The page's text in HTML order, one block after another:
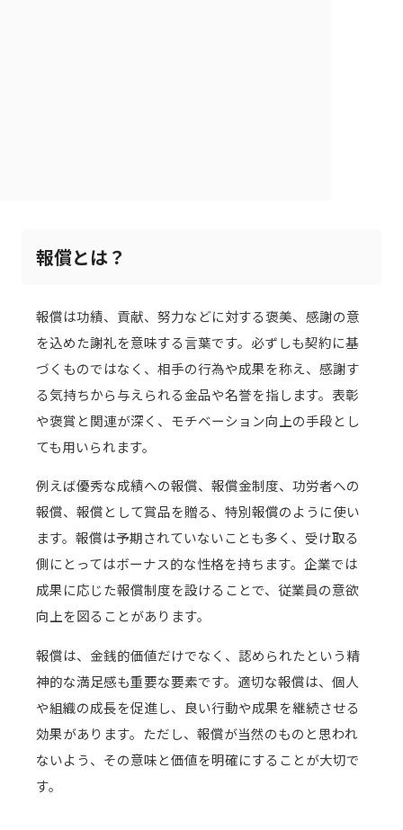
報償とは？
報償は功績、貢献、努力などに対する褒美、感謝の意
を込めた謝礼を意味する言葉です。必ずしも契約に基
づくものではなく、相手の行為や成果を称え、感謝す
る気持ちから与えられる金品や名誉を指します。表彰
や褒賞と関連が深く、モチベーション向上の手段とし
ても用いられます。
例えば優秀な成績への報償、報償金制度、功労者への
報償、報償として賞品を贈る、特別報償のように使い
ます。報償は予期されていないことも多く、受け取る
側にとってはボーナス的な性格を持ちます。企業では
成果に応じた報償制度を設けることで、従業員の意欲
向上を図ることがあります。
報償は、金銭的価値だけでなく、認められたという精
神的な満足感も重要な要素です。適切な報償は、個人
や組織の成長を促進し、良い行動や成果を継続させる
効果があります。ただし、報償が当然のものと思われ
ないよう、その意味と価値を明確にすることが大切で
す。